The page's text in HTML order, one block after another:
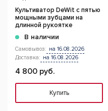
Культиватор DeWit с пятью
мощными зубцами на
длинной рукоятке
В наличии
Самовывоз: на 16.08.2026
Доставка: на 16.08.2026
4 800 руб.
Купить